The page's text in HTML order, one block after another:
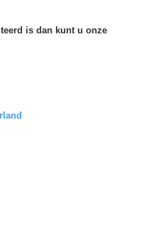
is dan kunt u onze